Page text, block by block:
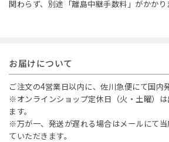
関わらず、別途「離島中継手数料」がかかり
お届けについて
ご注文の4営業日以内に、佐川急便にて国内
※オンラインショップ定休日（火・土曜）
ます。
※万が一、発送が遅れる場合はメールにて
ていただきます。